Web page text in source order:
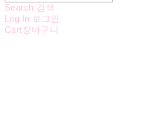
Search 검색
Log In 로그인
Cart장바구니